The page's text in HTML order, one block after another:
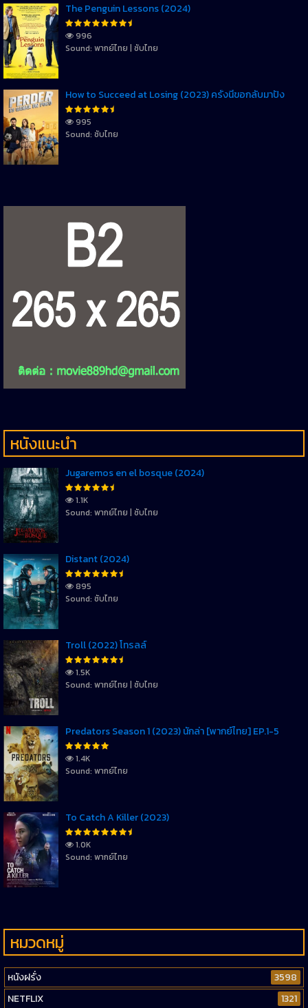
The Penguin Lessons (2024)
996
Sound: พากย์ไทย | ซับไทย
How to Succeed at Losing (2023) ครั้งนี้ขอกลับมาปัง
995
Sound: ซับไทย
หนังแนะนำ
Jugaremos en el bosque (2024)
1.1K
Sound: พากย์ไทย | ซับไทย
Distant (2024)
895
Sound: ซับไทย
Troll (2022) โทรลล์
1.5K
Sound: พากย์ไทย | ซับไทย
Predators Season 1 (2023) นักล่า [พากย์ไทย] EP.1-5
1.4K
Sound: พากย์ไทย
To Catch A Killer (2023)
1.0K
Sound: พากย์ไทย
หมวดหมู่
หนังฝรั่ง
3598
NETFLIX
1321